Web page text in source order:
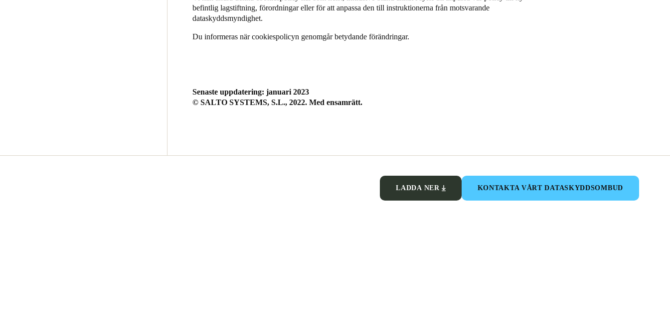
befintlig lagstiftning, förordningar eller för att anpassa den till instruktionerna från motsvarande
dataskyddsmyndighet.
Du informeras när cookiespolicyn genomgår betydande förändringar.
Senaste uppdatering: januari 2023
© SALTO SYSTEMS, S.L., 2022. Med ensamrätt.
LADDA NER KONTAKTA VÅRT DATASKYDDSOMBUD